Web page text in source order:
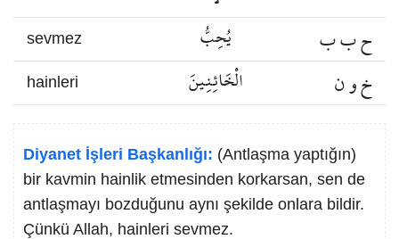
sevmez يُحِبُّ ح ب ب
hainleri الْخَائِنِينَ خ و ن
Diyanet İşleri Başkanlığı: (Antlaşma yaptığın)
bir kavmin hainlik etmesinden korkarsan, sen de
antlaşmayı bozduğunu aynı şekilde onlara bildir.
Çünkü Allah, hainleri sevmez.